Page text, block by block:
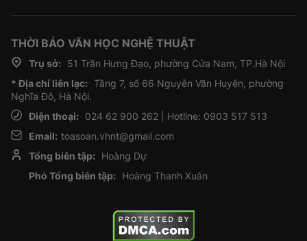
THỜI BÁO VĂN HỌC NGHỆ THUẬT
Trụ sở:
51 Trần Hưng Đạo, phường Cửa Nam, TP.Hà Nội
* Địa chỉ liên lạc: Tầng 7, số 66 Nguyễn Văn Huyên, phường
Nghĩa Đô, Hà Nội.
Điện thoại:
024 62 900 262 | Hotline: 0903 517 513
Email: toasoan.vhnt@gmail.com
Tổng biên tập:
Hoàng Dự
Phó Tổng biên tập:
Hoàng Thanh Xuân